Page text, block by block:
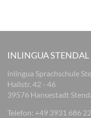
INLINGUA STENDAL
inlingua Sprachschule
Hallstr. 42 - 46
39576 Hansestadt
Telefon: +49 3931 686